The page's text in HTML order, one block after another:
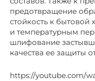
предотвращение
стойкость к бытовой
и температурным
шлифование
качества ее защиты
https://youtube.com/